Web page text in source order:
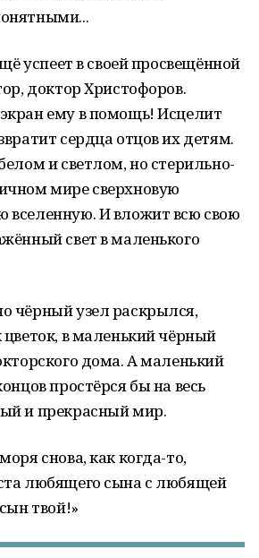
успеет в своей просвещённой
доктор Христофоров.
ему в помощь! Исцелит
сердца отцов их детям.
и светлом, но стерильно-
мире сверхновую
вселенную. И вложит всю свою
свет в маленького
чёрный узел раскрылся,
цветок, в маленький чёрный
дома. А маленький
простёрся бы на весь
и прекрасный мир.
снова, как когда-то,
любящего сына с любящей
твой!»